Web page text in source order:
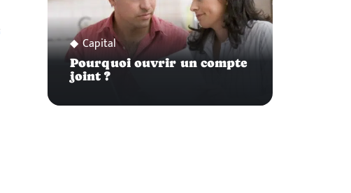
Capital
Pourquoi ouvrir un compte
joint ?